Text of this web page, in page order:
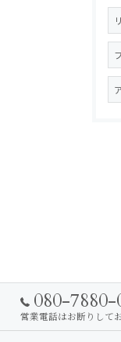
080-7880-
営業電話はお断りしてお